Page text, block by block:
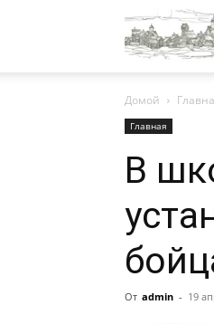
Домой
Главная
В
От admin - 19